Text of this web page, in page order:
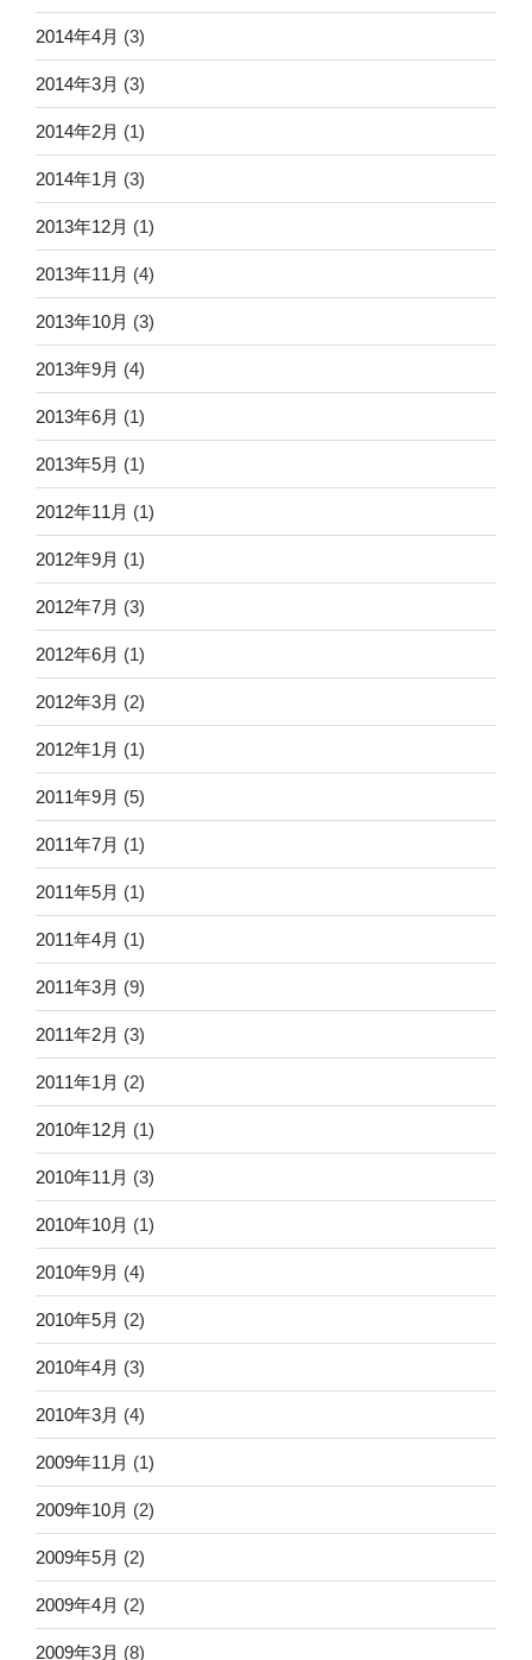
2014年4月 (3)
2014年3月 (3)
2014年2月 (1)
2014年1月 (3)
2013年12月 (1)
2013年11月 (4)
2013年10月 (3)
2013年9月 (4)
2013年6月 (1)
2013年5月 (1)
2012年11月 (1)
2012年9月 (1)
2012年7月 (3)
2012年6月 (1)
2012年3月 (2)
2012年1月 (1)
2011年9月 (5)
2011年7月 (1)
2011年5月 (1)
2011年4月 (1)
2011年3月 (9)
2011年2月 (3)
2011年1月 (2)
2010年12月 (1)
2010年11月 (3)
2010年10月 (1)
2010年9月 (4)
2010年5月 (2)
2010年4月 (3)
2010年3月 (4)
2009年11月 (1)
2009年10月 (2)
2009年5月 (2)
2009年4月 (2)
2009年3月 (8)